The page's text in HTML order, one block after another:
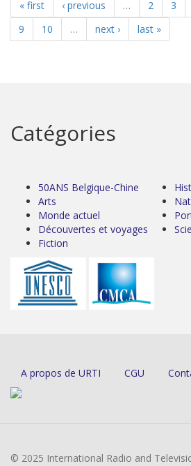
« first ‹ previous … 2 3
9
10 … next › last »
Catégories
50ANS Belgique-Chine
Arts
Monde actuel
Découvertes et voyages
Fiction
A propos de URTI CGU
© 2025 International Radio and